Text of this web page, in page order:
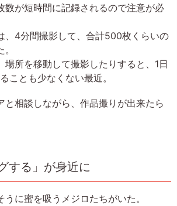
数が短時間に記録されるので注意が必
、4分間撮影して、合計500枚くらいの
場所を移動して撮影したりすると、1日
ことも少なくない最近。
と相談しながら、作品撮りが出来たら
する」が身近に
に蜜を吸うメジロたちがいた。